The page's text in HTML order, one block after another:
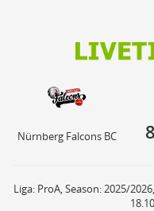
Nürnberg Falcons BC
Nürnberg Falcons BC
Liga: ProA, Season: 2025/